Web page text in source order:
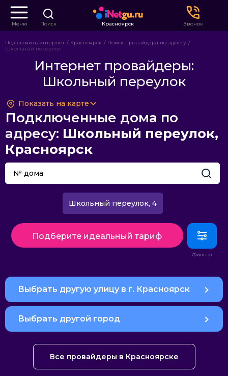
Меню Поиск Красноярск Звонок
Подключить интернет Красноярск
Поиск провайдера по адресу
Школьный переулок
Интернет провайдеры:
Школьный переулок
Показать на карте
Подключенные дома по
адресу: Школьный переулок,
Красноярск
Школьный переулок, 4
Подберите идеальный тариф
Выбрать другую улицу в г. Красноярск
Выбрать другой город
Все провайдеры в Красноярске